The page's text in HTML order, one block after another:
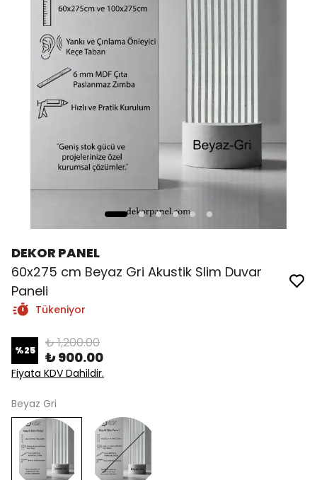
DEKOR PANEL
60x275 cm Beyaz Gri Akustik Slim Duvar
Paneli
Tükeniyor
%25 ₺ 1,200.00
₺ 900.00
Fiyata KDV Dahildir.
Beyaz Gri